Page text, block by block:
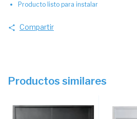
Producto listo para instalar
Compartir
Productos similares